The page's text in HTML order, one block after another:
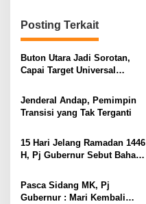
i
g
a
s
p
o
s
Posting Terkait
Buton Utara Jadi Sorotan,
Capai Target Universal
Wakili Sultra di Paritrana
Award Nasional
Jenderal Andap, Pemimpin
Transisi yang Tak Terganti
15 Hari Jelang Ramadan 1446
H, Pj Gubernur Sebut Bahan
Harga Stabil
Pasca Sidang MK, Pj
Gubernur : Mari Kembali